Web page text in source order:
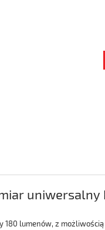
uniwersalny
180 lumenów, z